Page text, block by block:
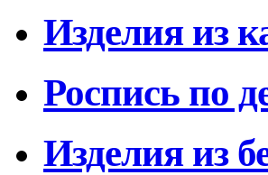
Изделия из
Роспись по
Изделия из